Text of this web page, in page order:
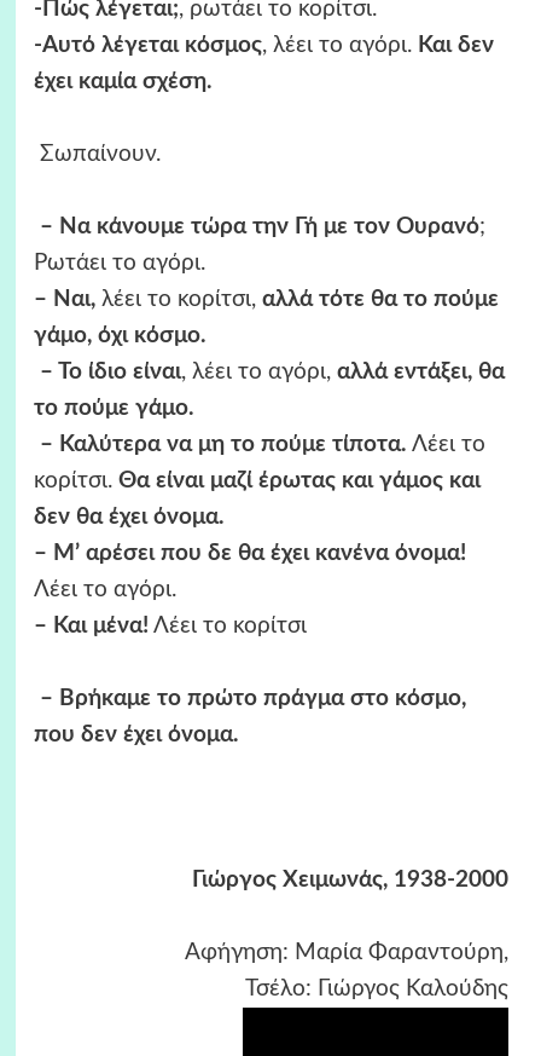
-Πώς λέγεται;, ρωτάει το κορίτσι.
-Αυτό λέγεται κόσμος, λέει το αγόρι. Και δεν
έχει καμία σχέση.
Σωπαίνουν.
– Να κάνουμε τώρα την Γή με τον Ουρανό;
Ρωτάει το αγόρι.
– Ναι,λέει το κορίτσι,αλλά τότε θα το πούμε
γάμο, όχι κόσμο.
– Το ίδιο είναι, λέει το αγόρι,αλλά εντάξει, θα
το πούμε γάμο.
– Καλύτερα να μη το πούμε τίποτα. Λέει το
κορίτσι. Θα είναι μαζί έρωτας και γάμος και
δεν θα έχει όνομα.
– Μ’ αρέσει που δε θα έχει κανένα όνομα!
Λέει το αγόρι.
– Και μένα! Λέει το κορίτσι
– Βρήκαμε το πρώτο πράγμα στο κόσμο,
που δεν έχει όνομα.
Γιώργος Χειμωνάς, 1938-2000
Αφήγηση: Μαρία Φαραντούρη,
Τσέλο: Γιώργος Καλούδης